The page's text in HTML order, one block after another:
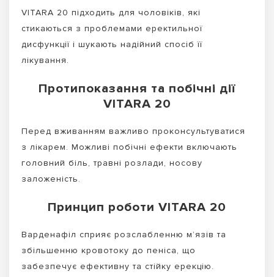
VITARA 20 підходить для чоловіків, які
стикаються з проблемами еректильної
дисфункції і шукають надійний спосіб її
лікування.
Протипоказання та побічні дії
VITARA 20
Перед вживанням важливо проконсультуватися
з лікарем. Можливі побічні ефекти включають
головний біль, травні розлади, носову
заложеність.
Принцип роботи VITARA 20
Варденафіл сприяє розслабленню м’язів та
збільшенню кровотоку до пеніса, що
забезпечує ефективну та стійку ерекцію.